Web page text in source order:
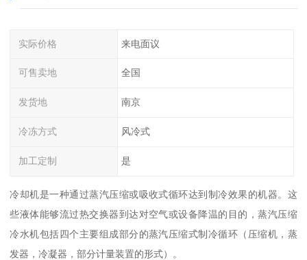
实际价格 来电面议
可售卖地 全国
发货地 南京
冷冻方式 风冷式
加工定制 是
冷却机是一种通过蒸汽压缩或吸收式循环达到制冷效果的机器。这
些液体能够流过热交换器到达对空气或设备降温的目的，蒸汽压缩
冷水机包括四个主要组成部分的蒸汽压缩式制冷循环（压缩机，蒸
发器，冷凝器，部分计量装置的形式）。